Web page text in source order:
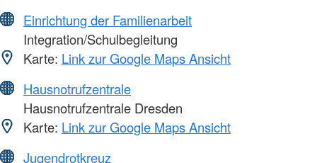
Einrichtung der Familienarbeit
Integration/Schulbegleitung
Karte: Link zur Google Maps Ansicht
Hausnotrufzentrale
Hausnotrufzentrale Dresden
Karte: Link zur Google Maps Ansicht
Jugendrotkreuz